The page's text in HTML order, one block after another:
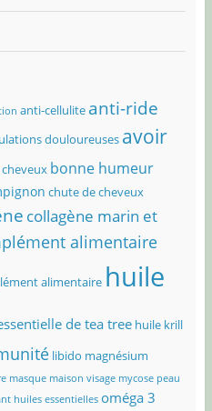
anti-cellulite anti-ride
douloureuses avoir
bonne humeur
chute de cheveux
collagène marin et
alimentaire
alimentaire huile
de tea tree huile krill
libido magnésium
masque maison visage mycose peau
huiles essentielles oméga 3